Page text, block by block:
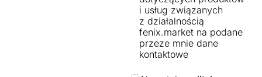
i usług związanych
z działalnością
fenix.market na podane
przeze mnie dane
kontaktowe